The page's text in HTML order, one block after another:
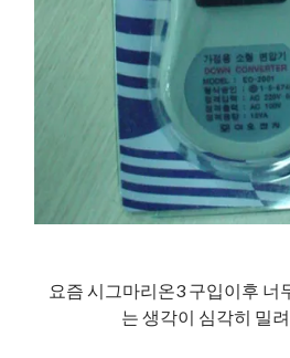
요즘 시그마리온3 구입이후 너
는 생각이 심각히 밀